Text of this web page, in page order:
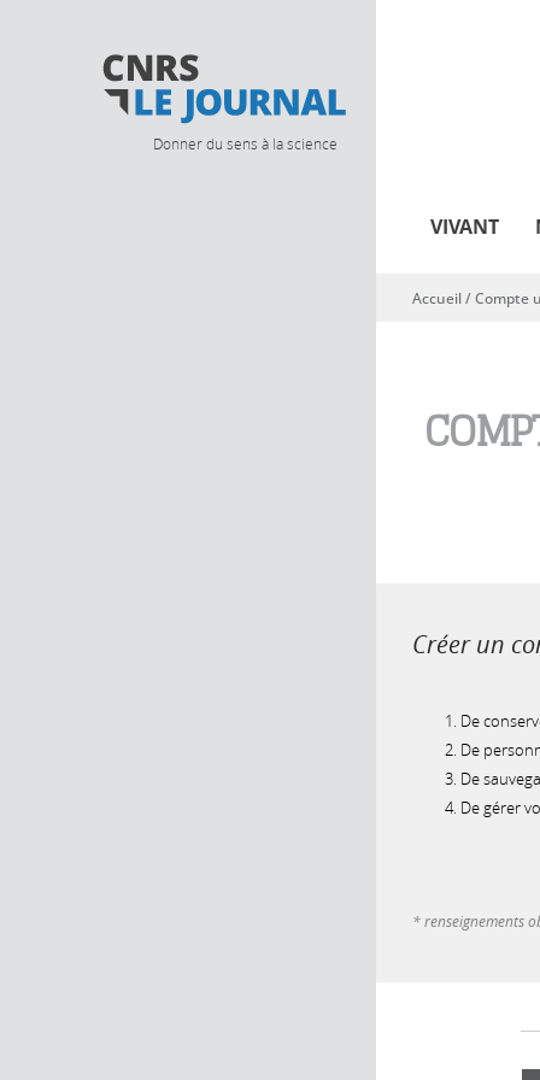
Donner du sens à la science
VIVANT
Vous êtes ici
Accueil/Compte
Créer un
De
De
De
De gérer
* renseignements